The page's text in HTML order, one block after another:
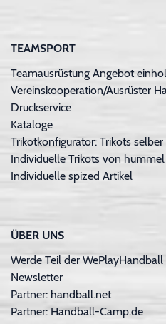
TEAMSPORT
Teamausrüstung Angebot
Vereinskooperation/Ausrüster
Druckservice
Kataloge
Trikotkonfigurator: Trikots
Individuelle Trikots von hummel
Individuelle spized Artikel
ÜBER UNS
Werde Teil der WePlayHandball
Newsletter
Partner: handball.net
Partner: Handball-Camp.de